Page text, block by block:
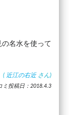
名水を使って
( 近江の右近 さん)
ミ投稿日：2018.4.3